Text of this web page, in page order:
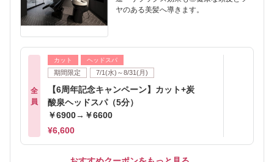
ヤのある美髪へ導きます。
全
員
カット ヘッドスパ
期間限定 7/1(水)～8/31(月)
【6周年記念キャンペーン】カット+炭
酸泉ヘッドスパ（5分）
￥6900→￥6600
¥6,600